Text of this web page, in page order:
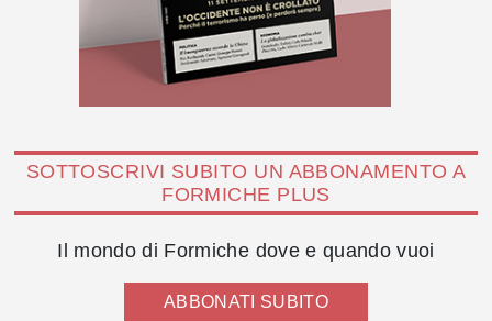
SOTTOSCRIVI SUBITO UN ABBONAMENTO A
FORMICHE PLUS
Il mondo di Formiche dove e quando vuoi
ABBONATI SUBITO